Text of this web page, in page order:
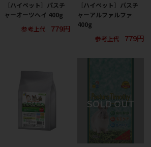
［ハイペット］パスチ
ャーオーツヘイ 400g
参考上代
779円
［ハイペット］パスチ
ャーアルファルファ
400g
参考上代
779円